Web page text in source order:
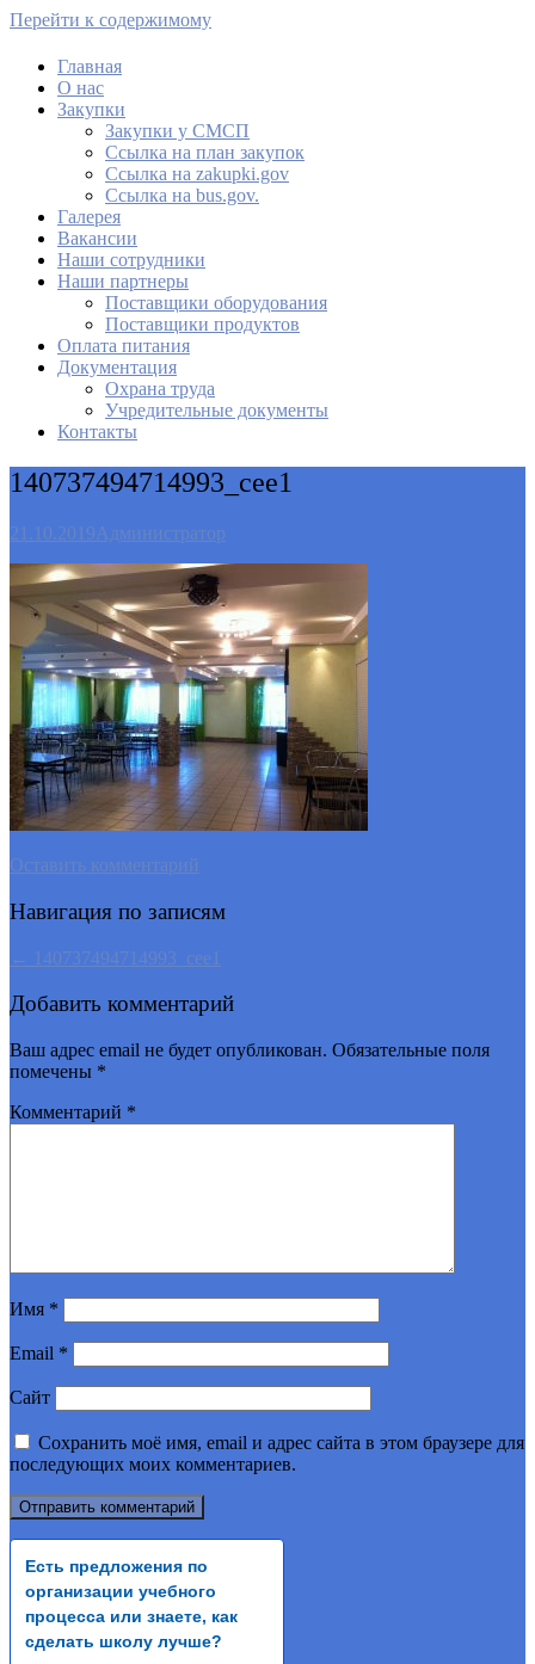
Перейти к содержимому
МАУ Комбинат питания
Главная
О нас
Закупки
Закупки у СМСП
Cсылка на план закупок
Cсылка на zakupki.gov
Ссылка на bus.gov.
Галерея
Вакансии
Наши сотрудники
Наши партнеры
Поставщики оборудования
Поставщики продуктов
Оплата питания
Документация
Охрана труда
Учредительные документы
Контакты
140737494714993_cee1
21.10.2019 Администратор
Оставить комментарий
Навигация по записям
← 140737494714993_cee1
Добавить комментарий
Ваш адрес email не будет опубликован. Обязательные поля
помечены *
Комментарий *
Имя *
Email *
Сайт
Сохранить моё имя, email и адрес сайта в этом браузере для
последующих моих комментариев.
Есть предложения по
организации учебного
процесса или знаете, как
сделать школу лучше?